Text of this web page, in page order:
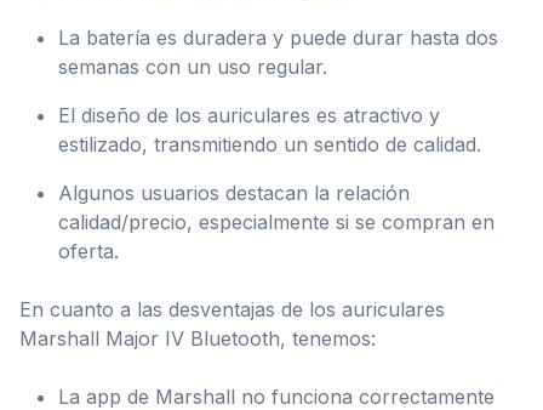
La batería es duradera y puede durar hasta dos
semanas con un uso regular.
El diseño de los auriculares es atractivo y
estilizado, transmitiendo un sentido de calidad.
Algunos usuarios destacan la relación
calidad/precio, especialmente si se compran en
oferta.
En cuanto a las desventajas de los auriculares
Marshall Major IV Bluetooth, tenemos:
La app de Marshall no funciona correctamente